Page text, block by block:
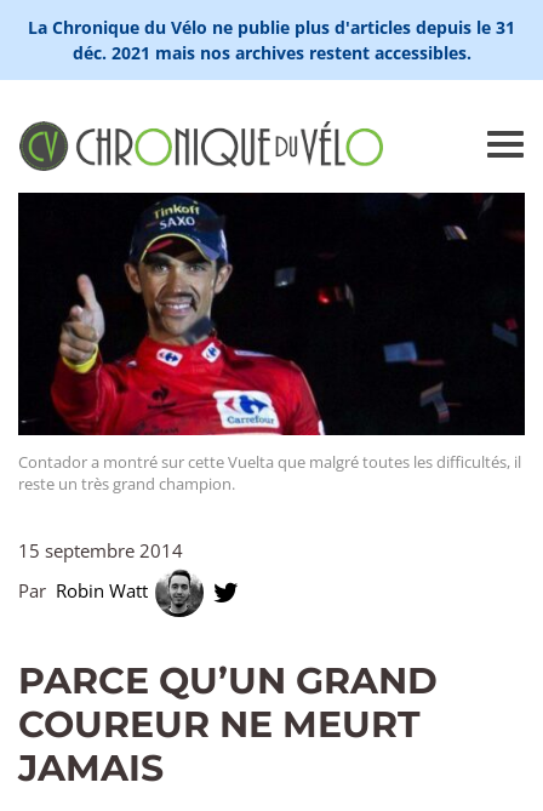
La Chronique du Vélo ne publie plus d'articles depuis le 31
déc. 2021 mais nos archives restent accessibles.
Contador a montré sur cette Vuelta que malgré toutes les difficultés, il
reste un très grand champion.
15 septembre 2014
Par Robin Watt
PARCE QU’UN GRAND
COUREUR NE MEURT
JAMAIS